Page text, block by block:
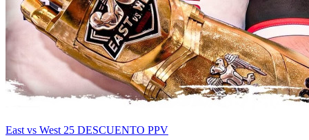
East vs West 25 DESCUENTO PPV